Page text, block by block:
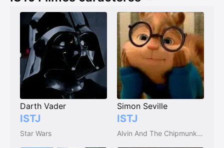
Darth Vader
ISTJ
Star Wars
Simon Seville
ISTJ
Alvin And The Chipmunks (2007)